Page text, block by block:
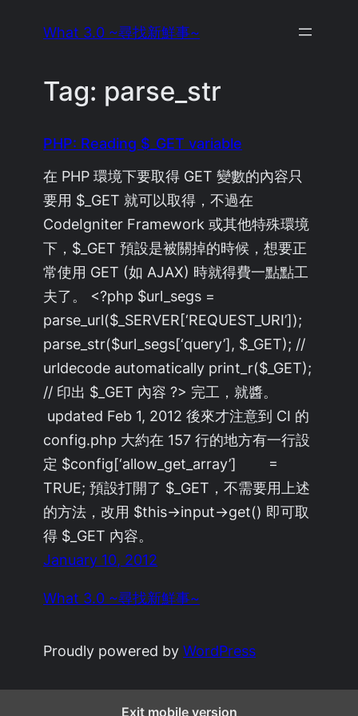
What 3.0 ~尋找新鮮事~
Tag: parse_str
PHP: Reading $_GET variable
在 PHP 環境下要取得 GET 變數的內容只
要用 $_GET 就可以取得，不過在
CodeIgniter Framework 或其他特殊環境
下，$_GET 預設是被關掉的時候，想要正
常使用 GET (如 AJAX) 時就得費一點點工
夫了。 <?php $url_segs =
parse_url($_SERVER[‘REQUEST_URI’]);
parse_str($url_segs[‘query’], $_GET); //
urldecode automatically print_r($_GET);
// 印出 $_GET 內容 ?> 完工，就醬。
updated Feb 1, 2012 後來才注意到 CI 的
config.php 大約在 157 行的地方有一行設
定 $config[‘allow_get_array’] =
TRUE; 預設打開了 $_GET，不需要用上述
的方法，改用 $this->input->get() 即可取
得 $_GET 內容。
January 10, 2012
What 3.0 ~尋找新鮮事~
Proudly powered byWordPress
Exit mobile version